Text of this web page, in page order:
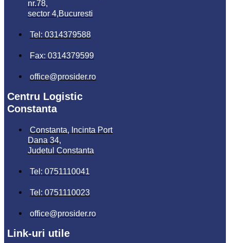
nr.78,
sector 4,Bucuresti
Tel: 0314379588
Fax: 0314379599
office@prosider.ro
Centru Logistic
Constanta
Constanta, Incinta Port
Dana 34,
Judetul Constanta
Tel: 0751110041
Tel: 0751110023
office@prosider.ro
Link-uri utile